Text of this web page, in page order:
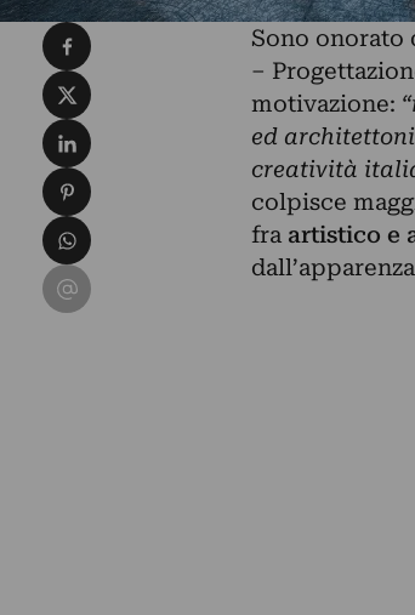
Sono onorato
–
motivazione:
ed
creatività
colpisce
fra artistico e
Condividi su Facebook
Condividi su X
Condividi su LinkedIn
Condividi su Pinterest
Condividi su WhatsApp
Condividi su Email